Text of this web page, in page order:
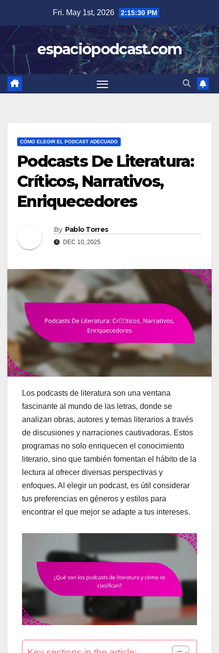
content
Fri. May 1st, 2026 2:15:32 PM
espaciopodcast.com
CÓMO ELEGIR EL PODCAST ADECUADO
Podcasts De Literatura:
Críticos, Narrativos,
Enriquecedores
By Pablo Torres
DEC 10, 2025
Los podcasts de literatura son una ventana
fascinante al mundo de las letras, donde se
analizan obras, autores y temas literarios a través
de discusiones y narraciones cautivadoras. Estos
programas no solo enriquecen el conocimiento
literario, sino que también fomentan el hábito de la
lectura al ofrecer diversas perspectivas y
enfoques. Al elegir un podcast, es útil considerar
tus preferencias en géneros y estilos para
encontrar el que mejor se adapte a tus intereses.